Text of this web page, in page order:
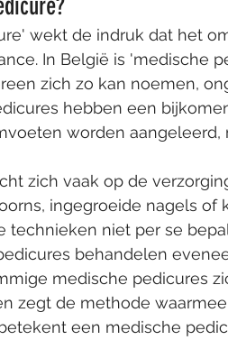
wekt de indruk dat het
In België is 'medische
zich zo kan noemen,
hebben een
worden aangeleerd,
zich vaak op de
ingegroeide nagels of
technieken niet per se
behandelen
medische pedicures
zegt de methode
een medische